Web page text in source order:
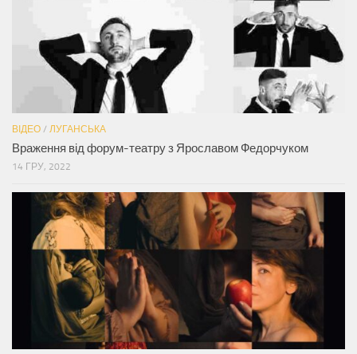
ВІДЕО / ЛУГАНСЬКА
Враження від форум-театру з Ярославом Федорчуком
14 ГРУ, 2022